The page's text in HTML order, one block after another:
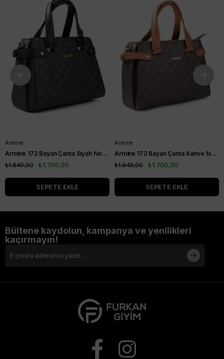
Armine
Armine 172 Bayan Çanta Siyah Noktalı
₺1.700,00
₺1.849,90
SEPETE EKLE
Armine
Armine 172 Bayan Çanta Kahve Noktalı
₺1.700,00
₺1.849,90
SEPETE EKLE
Bültene kaydolun, kampanya ve yenilikleri
kaçırmayın!